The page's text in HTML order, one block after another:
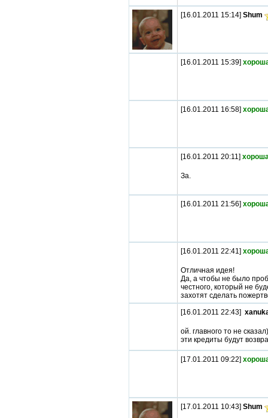
[16.01.2011 15:14] Shum
[16.01.2011 15:39]
[16.01.2011 16:58]
[16.01.2011 20:11]
За.
[16.01.2011 21:56]
[16.01.2011 22:41]
Отличная идея!
Да, а чтобы не было
честного, который не
захотят сделать
[16.01.2011 22:43]
ой. главного то не
эти кредиты будут
[17.01.2011 09:22]
[17.01.2011 10:43] Shum